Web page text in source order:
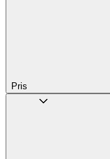
Pris